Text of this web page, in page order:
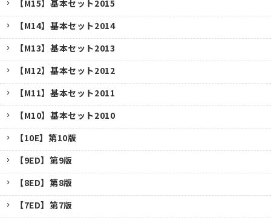
【M15】基本セット2015
【M14】基本セット2014
【M13】基本セット2013
【M12】基本セット2012
【M11】基本セット2011
【M10】基本セット2010
【10E】第10版
【9ED】第9版
【8ED】第8版
【7ED】第7版